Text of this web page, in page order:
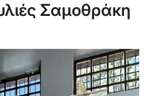
Σαμοθράκη